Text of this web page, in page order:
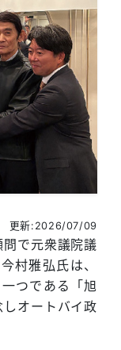
更新:2026/07/09
で元衆議院議
村雅弘氏は、
つである「旭
オートバイ政